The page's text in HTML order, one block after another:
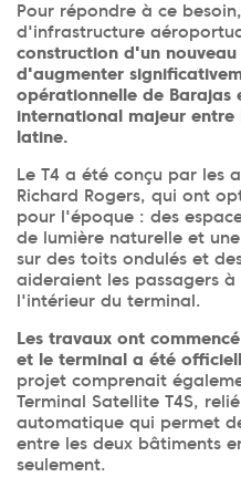
Pour répondre à ce
d'infrastructure
construction d'un
d'augmenter
opérationnelle de Barajas
international majeur
latine.
Le T4 a été conçu par les
Richard Rogers, qui ont
pour l'époque : des
de lumière naturelle et
sur des toits ondulés et
aideraient les passagers
l'intérieur du terminal.
Les travaux ont
et le terminal a été
projet comprenait
Terminal Satellite T4S,
automatique qui permet
entre les deux bâtiments
seulement.